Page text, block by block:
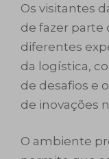
Os visitantes
de fazer parte
diferentes
da logística,
de desafios e
de inovações
O ambiente